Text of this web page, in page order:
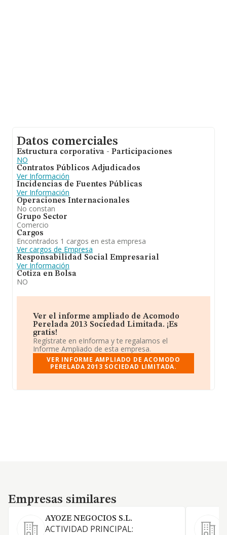
Datos comerciales
Estructura corporativa - Participaciones
NO
Contratos Públicos Adjudicados
Ver Información
Incidencias de Fuentes Públicas
Ver Información
Operaciones Internacionales
No constan
Grupo Sector
Comercio
Cargos
Encontrados 1 cargos en esta empresa
Ver cargos de Empresa
Responsabilidad Social Empresarial
Ver Información
Cotiza en Bolsa
NO
Ver el informe ampliado de Acomodo
Perelada 2013 Sociedad Limitada. ¡Es
gratis!
Regístrate en eInforma y te regalamos el
Informe Ampliado de esta empresa.
VER INFORME AMPLIADO DE ACOMODO
PERELADA 2013 SOCIEDAD LIMITADA.
Empresas similares
Empresas similares
AYOZE NEGOCIOS S.L.
ACTIVIDAD PRINCIPAL: